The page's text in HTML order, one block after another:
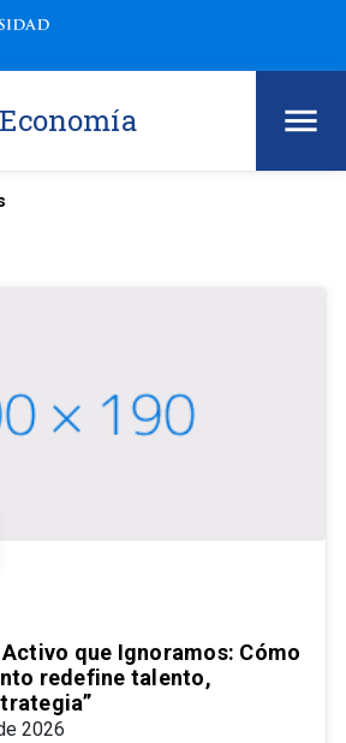
que Ignoramos: Cómo
redefine talento,
2026